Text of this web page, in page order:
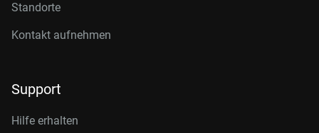
Standorte
Kontakt aufnehmen
Support
Hilfe erhalten